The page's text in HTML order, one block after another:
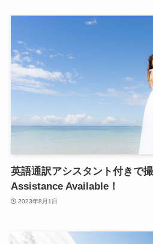
英語通訳アシスタント付き
Assistance Available！
2023年8月1日